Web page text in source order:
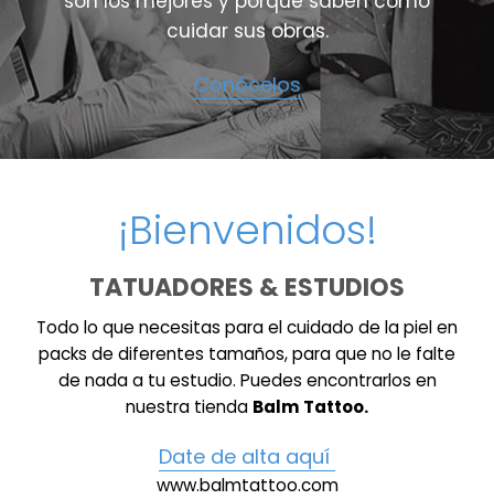
cuidar sus obras.
Conócelos
¡Bienvenidos!
TATUADORES & ESTUDIOS
Todo lo que necesitas para el cuidado de la piel en
packs de diferentes tamaños, para que no le falte
de nada a tu estudio. Puedes encontrarlos en
nuestra tienda Balm Tattoo.
Date de alta aquí
www.balmtattoo.com